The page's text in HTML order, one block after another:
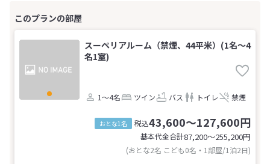
スーペリアルーム（禁煙、44平米）(1名～4
名1室)
1～4名 ツイン バス トイレ 禁煙
おとな1名 税込43,600～127,600円
基本代金合計87,200〜255,200円
(おとな2名 こども0名・1部屋/1泊2日)